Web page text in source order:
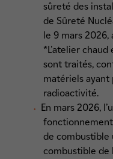
sûreté des
de Sûreté
le 9 mars 2026,
*L'atelier chaud
sont traités,
matériels ayant
radioactivité.
En mars 2026,
de combustible
combustible de